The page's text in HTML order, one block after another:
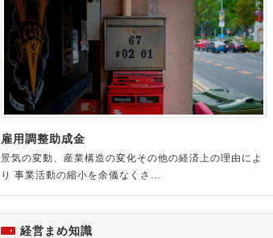
雇用調整助成金
景気の変動、産業構造の変化その他の経済上の理由によ
り 事業活動の縮小を余儀なくさ…
経営まめ知識